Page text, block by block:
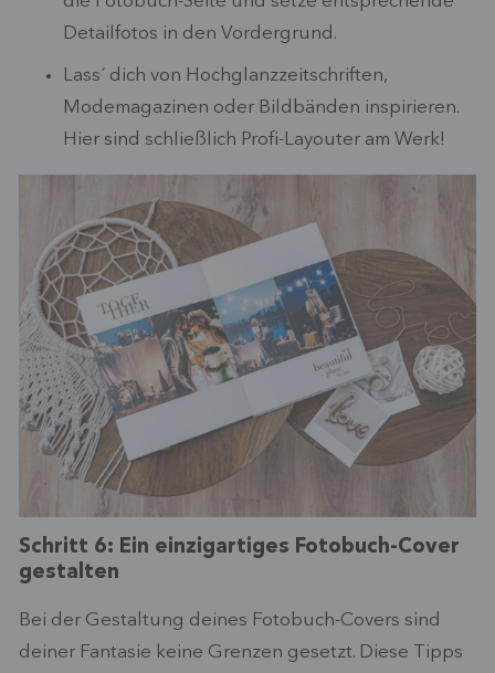
Detailfotos in den Vordergrund.
Lass´ dich von Hochglanzzeitschriften,
Modemagazinen oder Bildbänden inspirieren.
Hier sind schließlich Profi-Layouter am Werk!
Schritt 6: Ein einzigartiges Fotobuch-Cover
gestalten
Bei der Gestaltung deines Fotobuch-Covers sind
deiner Fantasie keine Grenzen gesetzt. Diese Tipps